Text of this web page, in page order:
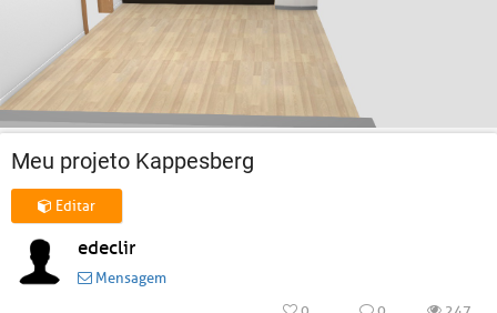
Meu projeto Kappesberg
Editar
edeclir
Mensagem